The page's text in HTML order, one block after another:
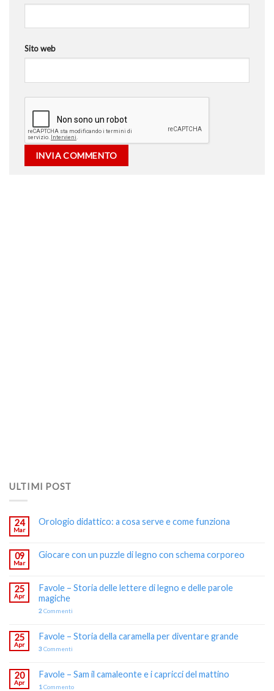
Sito web
ULTIMI POST
24
Mar
Orologio didattico: a cosa serve e come funziona
09
Mar
Giocare con un puzzle di legno con schema corporeo
25
Apr
Favole – Storia delle lettere di legno e delle parole
magiche
2Commenti
25
Apr
Favole – Storia della caramella per diventare grande
3Commenti
20
Apr
Favole – Sam il camaleonte e i capricci del mattino
1 Commento